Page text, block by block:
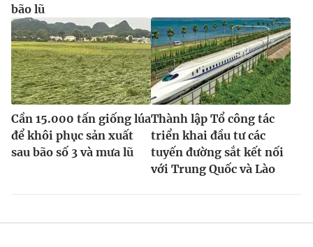
bão lũ
Cần 15.000 tấn giống lúa
để khôi phục sản xuất
sau bão số 3 và mưa lũ
Thành lập Tổ công tác
triển khai đầu tư các
tuyến đường sắt kết nối
với Trung Quốc và Lào